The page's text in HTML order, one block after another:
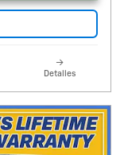
Detalles